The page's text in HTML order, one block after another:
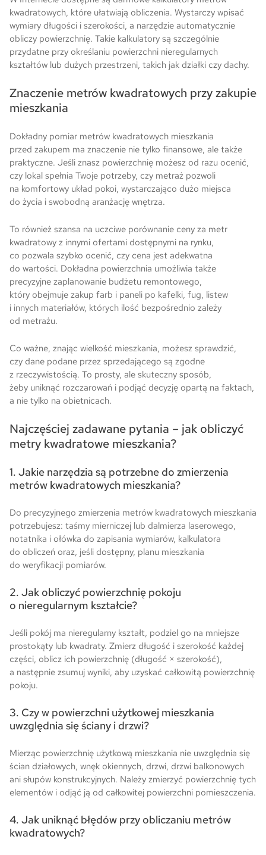
kwadratowych, które ułatwiają obliczenia. Wystarczy wpisać
wymiary długości i szerokości, a narzędzie automatycznie
obliczy powierzchnię. Takie kalkulatory są szczególnie
przydatne przy określaniu powierzchni nieregularnych
kształtów lub dużych przestrzeni, takich jak działki czy dachy.
Znaczenie metrów kwadratowych przy zakupie
mieszkania
Dokładny pomiar metrów kwadratowych mieszkania
przed zakupem ma znaczenie nie tylko finansowe, ale także
praktyczne. Jeśli znasz powierzchnię możesz od razu ocenić,
czy lokal spełnia Twoje potrzeby, czy metraż pozwoli
na komfortowy układ pokoi, wystarczająco dużo miejsca
do życia i swobodną aranżację wnętrza.
To również szansa na uczciwe porównanie ceny za metr
kwadratowy z innymi ofertami dostępnymi na rynku,
co pozwala szybko ocenić, czy cena jest adekwatna
do wartości. Dokładna powierzchnia umożliwia także
precyzyjne zaplanowanie budżetu remontowego,
który obejmuje zakup farb i paneli po kafelki, fug, listew
i innych materiałów, których ilość bezpośrednio zależy
od metrażu.
Co ważne, znając wielkość mieszkania, możesz sprawdzić,
czy dane podane przez sprzedającego są zgodne
z rzeczywistością. To prosty, ale skuteczny sposób,
żeby uniknąć rozczarowań i podjąć decyzję opartą na faktach,
a nie tylko na obietnicach.
Najczęściej zadawane pytania – jak obliczyć
metry kwadratowe mieszkania?
1. Jakie narzędzia są potrzebne do zmierzenia
metrów kwadratowych mieszkania?
Do precyzyjnego zmierzenia metrów kwadratowych mieszkania
potrzebujesz: taśmy mierniczej lub dalmierza laserowego,
notatnika i ołówka do zapisania wymiarów, kalkulatora
do obliczeń oraz, jeśli dostępny, planu mieszkania
do weryfikacji pomiarów.
2. Jak obliczyć powierzchnię pokoju
o nieregularnym kształcie?
Jeśli pokój ma nieregularny kształt, podziel go na mniejsze
prostokąty lub kwadraty. Zmierz długość i szerokość każdej
części, oblicz ich powierzchnię (długość × szerokość),
a następnie zsumuj wyniki, aby uzyskać całkowitą powierzchnię
pokoju.
3. Czy w powierzchni użytkowej mieszkania
uwzględnia się ściany i drzwi?
Mierząc powierzchnię użytkową mieszkania nie uwzględnia się
ścian działowych, wnęk okiennych, drzwi, drzwi balkonowych
ani słupów konstrukcyjnych. Należy zmierzyć powierzchnię tych
elementów i odjąć ją od całkowitej powierzchni pomieszczenia.
4. Jak uniknąć błędów przy obliczaniu metrów
kwadratowych?